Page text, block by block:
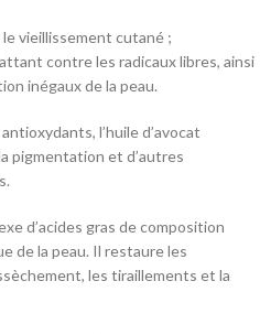
vieillissement cutané ;
contre les radicaux libres, ainsi
inégaux de la peau.
l’huile d’avocat
pigmentation et d’autres
d’acides gras de composition
de la peau. Il restaure les
les tiraillements et la